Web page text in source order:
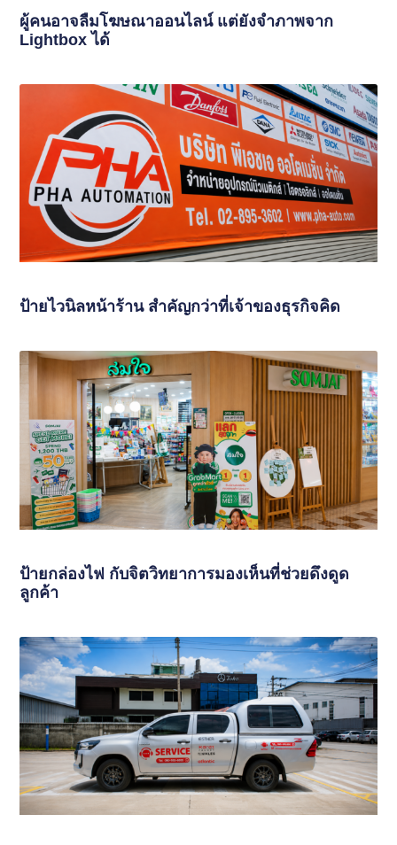
ผู้คนอาจลืมโฆษณาออนไลน์ แต่ยังจำภาพจาก
Lightbox ได้
ป้ายไวนิลหน้าร้าน สำคัญกว่าที่เจ้าของธุรกิจคิด
ป้ายกล่องไฟ กับจิตวิทยาการมองเห็นที่ช่วยดึงดูด
ลูกค้า